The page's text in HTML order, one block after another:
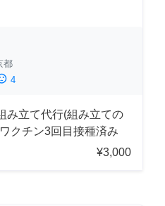
都
4
み立て代行(組み立ての
クチン3回目接種済み
¥3,000